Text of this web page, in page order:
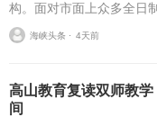
构。面对市面上众多全日
些维度入手。挑选广州高
息，办学合规性、师资配...
海峡头条 ⋅ 4天前
高山教育复读双师教
间